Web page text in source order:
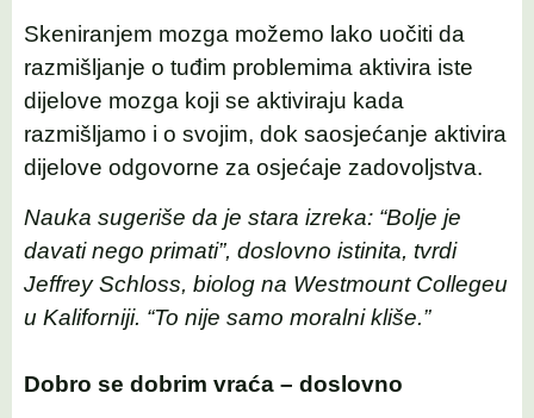
Skeniranjem mozga možemo lako uočiti da
razmišljanje o tuđim problemima aktivira iste
dijelove mozga koji se aktiviraju kada
razmišljamo i o svojim, dok saosjećanje aktivira
dijelove odgovorne za osjećaje zadovoljstva.
Nauka sugeriše da je stara izreka: “Bolje je
davati nego primati”, doslovno istinita, tvrdi
Jeffrey Schloss, biolog na Westmount Collegeu
u Kaliforniji. “To nije samo moralni kliše.”
Dobro se dobrim vraća – doslovno